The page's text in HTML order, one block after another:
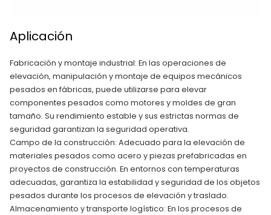
Aplicación
Fabricación y montaje industrial: En las operaciones de
elevación, manipulación y montaje de equipos mecánicos
pesados en fábricas, puede utilizarse para elevar
componentes pesados como motores y moldes de gran
tamaño. Su rendimiento estable y sus estrictas normas de
seguridad garantizan la seguridad operativa.
Campo de la construcción: Adecuado para la elevación de
materiales pesados como acero y piezas prefabricadas en
proyectos de construcción. En entornos con temperaturas
adecuadas, garantiza la estabilidad y seguridad de los objetos
pesados durante los procesos de elevación y traslado.
Almacenamiento y transporte logístico: En los procesos de